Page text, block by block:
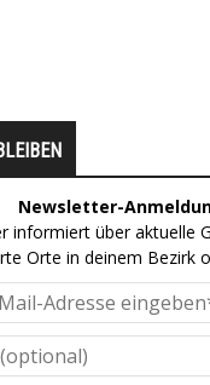
Newsletter-
informiert über aktuelle
Orte in deinem Bezirk